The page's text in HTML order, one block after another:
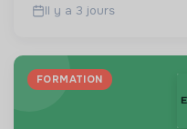
Il y a 3 jours
FORMATION